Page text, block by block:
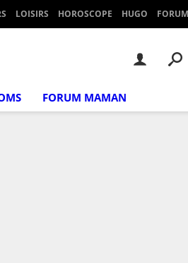
LOISIRS HOROSCOPE HUGO FORUM
FORUM MAMAN